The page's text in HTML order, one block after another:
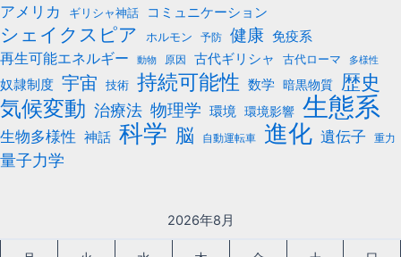
アメリカ ギリシャ神話 コミュニケーション
シェイクスピア ホルモン 予防 健康 免疫系
再生可能エネルギー
動物 原因 古代ギリシャ 古代ローマ 多様性
奴隷制度 宇宙 技術 持続可能性 数学 暗黒物質 歴史
気候変動 治療法 物理学 環境 環境影響 生態系
生物多様性 神話 科学 脳 自動運転車 進化 遺伝子 重力
量子力学
2026年8月